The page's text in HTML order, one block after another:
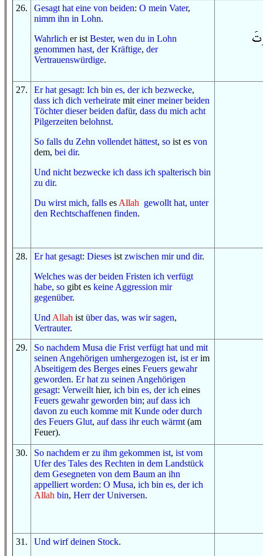
26. Gesagt hat eine von beiden: O mein Vater,
nimm ihn in Lohn.
Wahrlich er ist Bester, wen du in Lohn
genommen hast, der Kräftige, der
Vertrauenswürdige.
27. Er hat gesagt: Ich bin es, der ich bezwecke,
dass ich dich verheirate mit einer meiner beiden
Töchterdieser beiden dafür, dass du mich acht
Pilgerzeiten belohnst.
So falls du Zehn vollendet hättest, so ist es von
dem, bei dir.
Und nicht bezwecke ich dass ich spalterisch bin
zu dir.
Du wirst mich, falls es Allah gewollt hat, unter
den Rechtschaffenen finden.
28. Er hat gesagt: Dieses ist zwischen mir und dir.
Welches was der beiden Fristen ich verfügt
habe, so gibt es keine Aggression mir
gegenüber.
Und Allah ist über das, was wir sagen,
Vertrauter.
29. So nachdem Musa die Frist verfügt hat und mit
seinen Angehörigen umhergezogen ist, ist erim
Abseitigem des Berges eines Feuers gewahr
geworden. Er hat zu seinen Angehörigen
gesagt: Verweilt hier, ich bin es, der ich eines
Feuers gewahr geworden bin; auf dass ich
davon zu euch komme mit Kunde oder durch
des Feuers Glut, auf dass ihr euch wärmt (am
Feuer).
30. So nachdem er zu ihm gekommen ist, ist vom
Ufer des Tales des Rechten in dem Landstück
dem Gesegneten von dem Baum an ihn
appelliert worden: O Musa, ich bin es, der ich
Allah bin, Herr der Universen.
31 . Und wirf deinen Stock.